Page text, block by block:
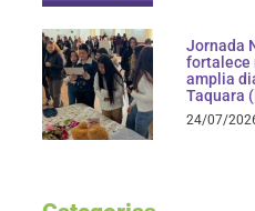
Jornada
fortalece
amplia
Taquara
24/07/